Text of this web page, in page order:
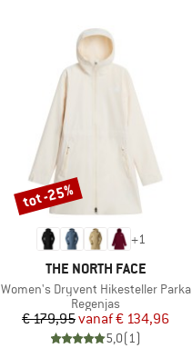
+1
MERK
THE NORTH FACE
Artikel
Women's Dryvent Hikesteller Parka
Productgroep
Regenjas
Prijs
€ 179,95 Verlaagde prijs
vanaf€ 134,96
5,0(1)
Korting
tot -25%